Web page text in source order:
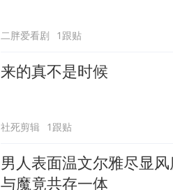
二胖爱看剧 1跟贴
来的真不是时候
社死剪辑 1跟贴
男人表面温文尔雅尽显
与魔竟共存一体